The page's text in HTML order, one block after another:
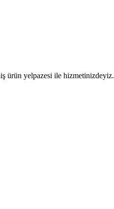
ürün yelpazesi ile hizmetinizdeyiz.